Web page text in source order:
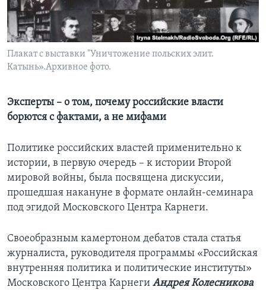
Learning English
СОЦИАЛЬНЫЕ СЕТИ
Языки
Плакат с выставки "Уничтожение польских элит.
Катынь».Архивное фото.
Эксперты – о том, почему российские власти
борются с фактами, а не мифами
Политике российских властей применительно к
истории, в первую очередь – к истории Второй
мировой войны, была посвящена дискуссии,
прошедшая накануне в формате онлайн-семинара
под эгидой Московского Центра Карнеги.
Своеобразным камертоном дебатов стала статья
журналиста, руководителя программы «Российская
внутренняя политика и политические институты»
Московского Центра Карнеги Андрея Колесникова